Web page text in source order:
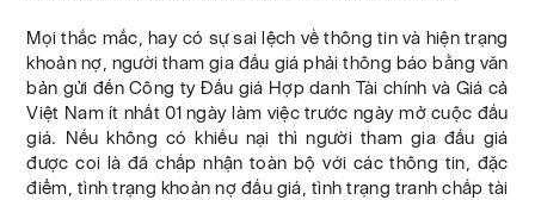
Mọi thắc mắc, hay có sự sai lệch về thông tin và hiện trạng
khoản nợ, người tham gia đấu giá phải thông báo bằng văn
bản gửi đến Công ty Đấu giá Hợp danh Tài chính và Giá cả
Việt Nam ít nhất 01 ngày làm việc trước ngày mở cuộc đấu
giá. Nếu không có khiếu nại thì người tham gia đấu giá
được coi là đã chấp nhận toàn bộ với các thông tin, đặc
điểm, tình trạng khoản nợ đấu giá, tình trạng tranh chấp tài